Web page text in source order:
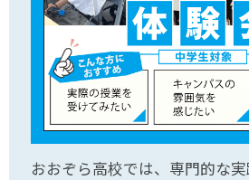
おおぞら高校では、専門的な実